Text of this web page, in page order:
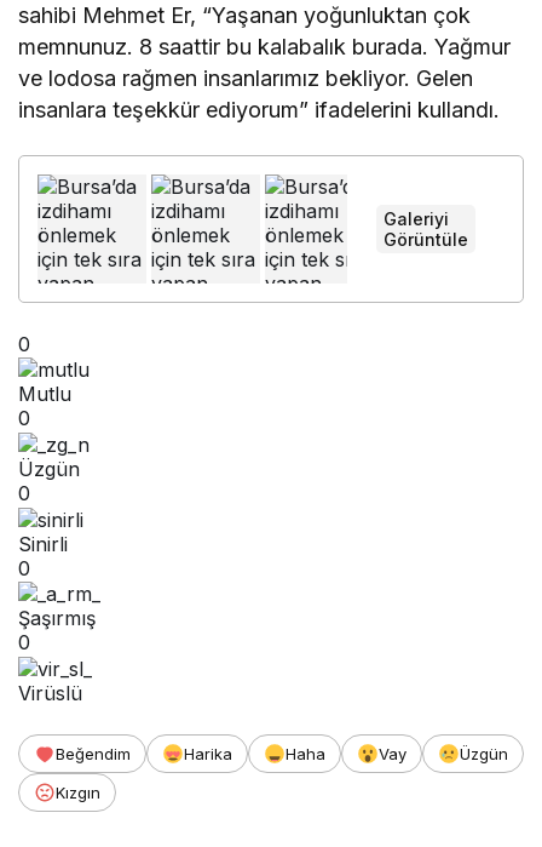
sahibi Mehmet Er, “Yaşanan yoğunluktan çok
memnunuz. 8 saattir bu kalabalık burada. Yağmur
ve lodosa rağmen insanlarımız bekliyor. Gelen
insanlara teşekkür ediyorum” ifadelerini kullandı.
Galeriyi
Görüntüle
0
Mutlu
0
Üzgün
0
Sinirli
0
Şaşırmış
0
Virüslü
Beğendim Harika Haha Vay
Üzgün
Kızgın